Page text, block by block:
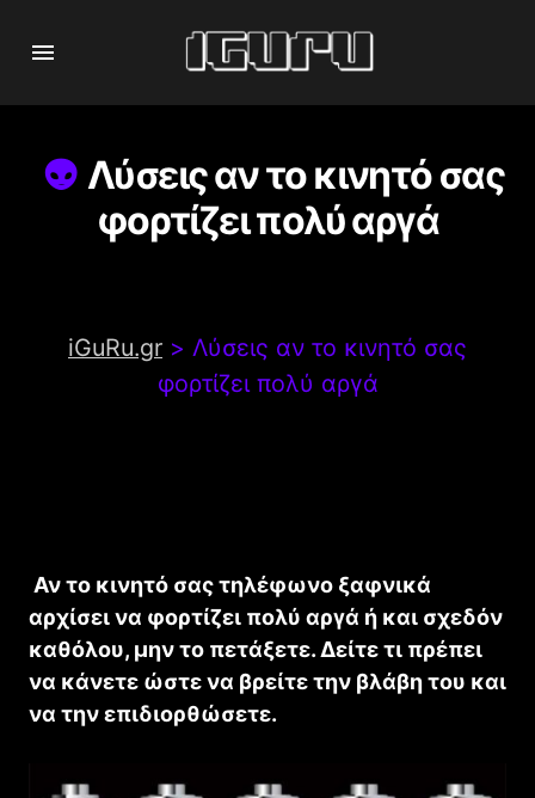
Λύσεις αν το κινητό σας
φορτίζει πολύ αργά
iGuRu.gr > Λύσεις αν το κινητό σας
φορτίζει πολύ αργά
Αν το κινητό σας τηλέφωνο ξαφνικά
αρχίσει να φορτίζει πολύ αργά ή και σχεδόν
καθόλου, μην το πετάξετε. Δείτε τι πρέπει
να κάνετε ώστε να βρείτε την βλάβη του και
να την επιδιορθώσετε.